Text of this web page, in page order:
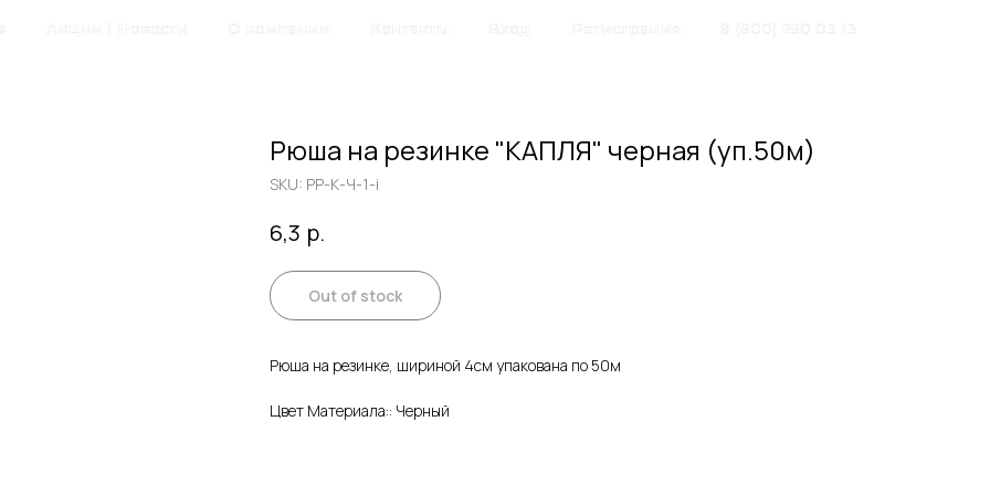
Рюша на резинке "КАПЛЯ" черная (уп.50м)
SKU: РР-К-Ч-1-i
6,3 р.
Out of stock
Рюша на резинке, шириной 4см упакована по 50м
Цвет Материала:: Черный